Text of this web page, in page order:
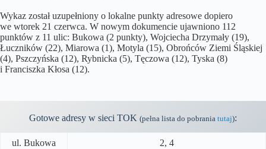
Wykaz został uzupełniony o lokalne punkty adresowe dopiero
we wtorek 21 czerwca. W nowym dokumencie ujawniono 112
punktów z 11 ulic: Bukowa (2 punkty), Wojciecha Drzymały (19),
Łuczników (22), Miarowa (1), Motyla (15), Obrońców Ziemi Śląskiej
(4), Pszczyńska (12), Rybnicka (5), Tęczowa (12), Tyska (8)
i Franciszka Kłosa (12).
Gotowe adresy w sieci TOK (pełna lista do pobrania tutaj):
ul. Bukowa 2, 4